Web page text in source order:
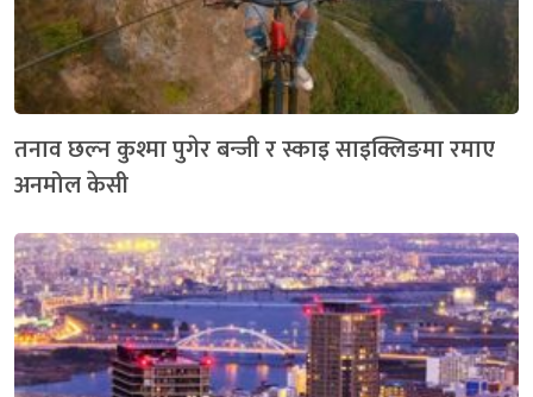
तनाव छल्न कुश्मा पुगेर बन्जी र स्काइ साइक्लिङमा रमाए
अनमोल केसी